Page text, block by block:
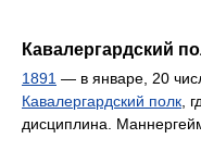
Кавалергардский
1891 — в январе, 20
Кавалергардский полк ,
дисциплина.